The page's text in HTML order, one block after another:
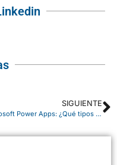
SIGUIENTE
Microsoft Power Apps: ¿Qué tipos de aplicaciones puedes crear para tu negocio?